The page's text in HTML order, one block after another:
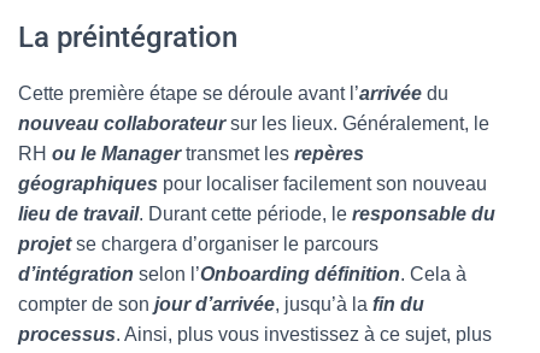
La préintégration
Cette première étape se déroule avant l’arrivée du
nouveau collaborateursur les lieux. Généralement, le
RH ou le Managertransmet les repères
géographiques pour localiser facilement son nouveau
lieu de travail. Durant cette période, le responsable du
projetse chargera d’organiser le parcours
d’intégration selon l’Onboarding définition. Cela à
compter de son jour d’arrivée, jusqu’à la fin du
processus. Ainsi, plus vous investissez à ce sujet, plus